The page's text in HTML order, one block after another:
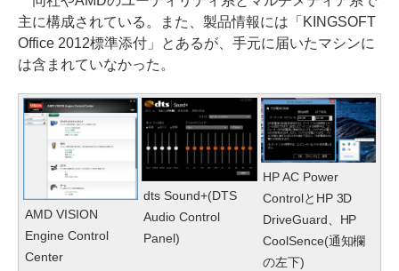
主に構成されている。また、製品情報には「KINGSOFT
Office 2012標準添付」とあるが、手元に届いたマシンに
は含まれていなかった。
AMD VISION
Engine Control
Center
dts Sound+(DTS
Audio Control
Panel)
HP AC Power
ControlとHP 3D
DriveGuard、HP
CoolSence(通知欄
の左下)